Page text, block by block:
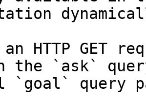
an HTTP GET
the `ask`
`goal` query